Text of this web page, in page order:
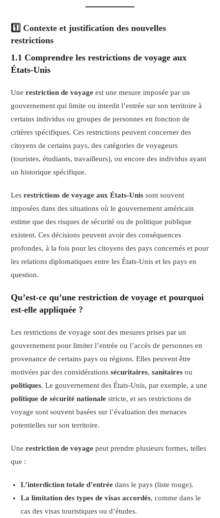
1️⃣ Contexte et justification des nouvelles
restrictions
1.1 Comprendre les restrictions de voyage aux
États-Unis
Unerestriction de voyage est une mesure imposée par un
gouvernement qui limite ou interdit l’entrée sur son territoire à
certains individus ou groupes de personnes en fonction de
critères spécifiques. Ces restrictions peuvent concerner des
citoyens de certains pays, des catégories de voyageurs
(touristes, étudiants, travailleurs), ou encore des individus ayant
un historique spécifique.
Lesrestrictions de voyage aux États-Unis sont souvent
imposées dans des situations où le gouvernement américain
estime que des risques de sécurité ou de politique publique
existent. Ces décisions peuvent avoir des conséquences
profondes, à la fois pour les citoyens des pays concernés et pour
les relations diplomatiques entre les États-Unis et les pays en
question.
Qu’est-ce qu’une restriction de voyage et pourquoi
est-elle appliquée ?
Les restrictions de voyage sont des mesures prises par un
gouvernement pour limiter l’entrée ou l’accès de personnes en
provenance de certains pays ou régions. Elles peuvent être
motivées par des considérationssécuritaires,sanitaires ou
politiques. Le gouvernement des États-Unis, par exemple, a une
politique de sécurité nationale stricte, et ses restrictions de
voyage sont souvent basées sur l’évaluation des menaces
potentielles sur son territoire.
Unerestriction de voyage peut prendre plusieurs formes, telles
que :
L’interdiction totale d’entrée dans le pays (liste rouge).
La limitation des types de visas accordés, comme dans le
cas des visas touristiques ou d’études.